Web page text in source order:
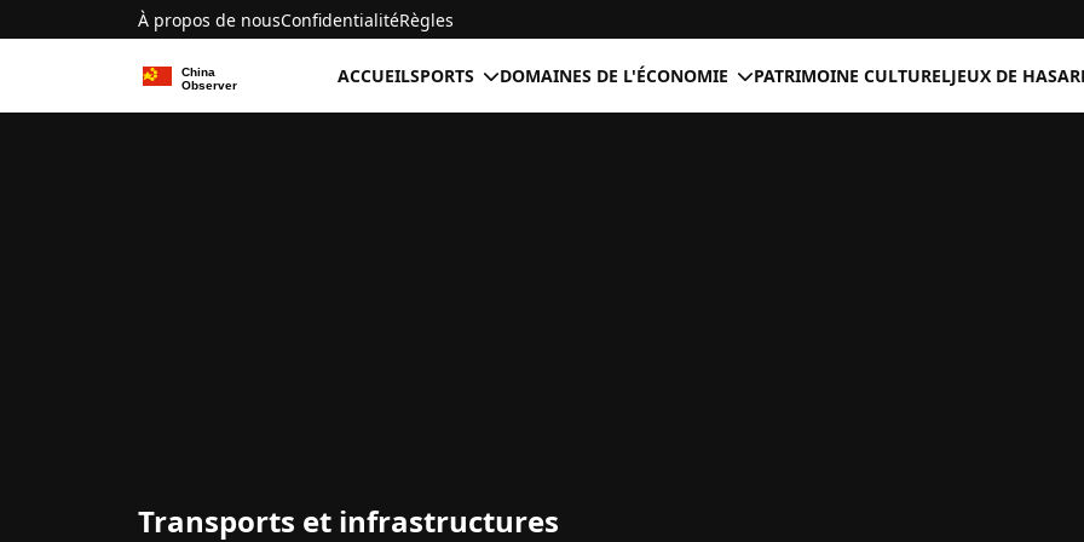
À propos de nousConfidentialitéRègles
ACCUEILSPORTS DOMAINES DE L'ÉCONOMIE PATRIMOINE CULTURELJEUX DE
Transports et infrastructures